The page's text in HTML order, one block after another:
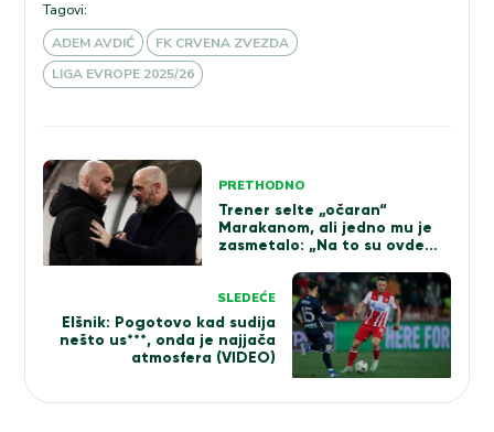
Tagovi:
ADEM AVDIĆ
FK CRVENA ZVEZDA
LIGA EVROPE 2025/26
Kretanje
članka
PRETHODNO
Trener selte „očaran“
Marakanom, ali jedno mu je
zasmetalo: „Na to su ovde
SLEDEĆE
Elšnik: Pogotovo kad sudija
nešto us***, onda je najjača
atmosfera (VIDEO)